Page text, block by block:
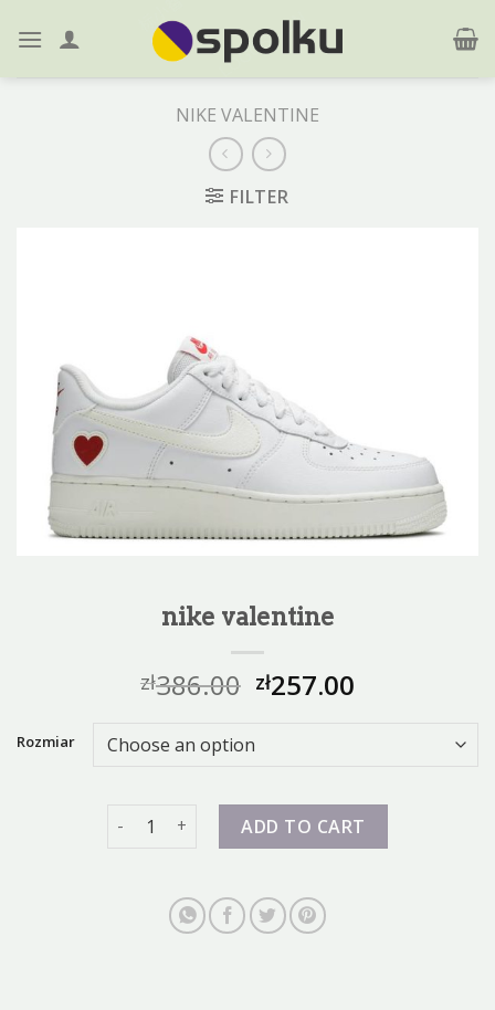
NIKE VALENTINE
FILTER
nike valentine
zł386.00 zł257.00
Rozmiar
nike valentine quantityADD TO CART